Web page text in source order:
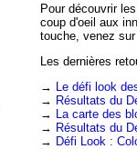
Pour découvrir
coup d'oeil aux
touche, venez sur
Les dernières
→
Le défi look
→ Résultats du
→
La carte des
→ Résultats du
→ Défi Look :